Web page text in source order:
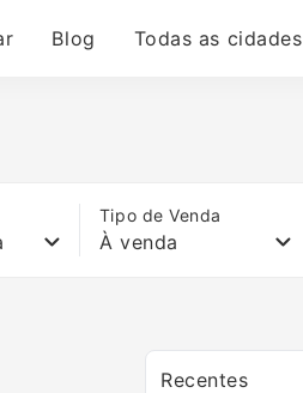
Blog Todas as cidades
Tipo de Venda
À venda
Recentes